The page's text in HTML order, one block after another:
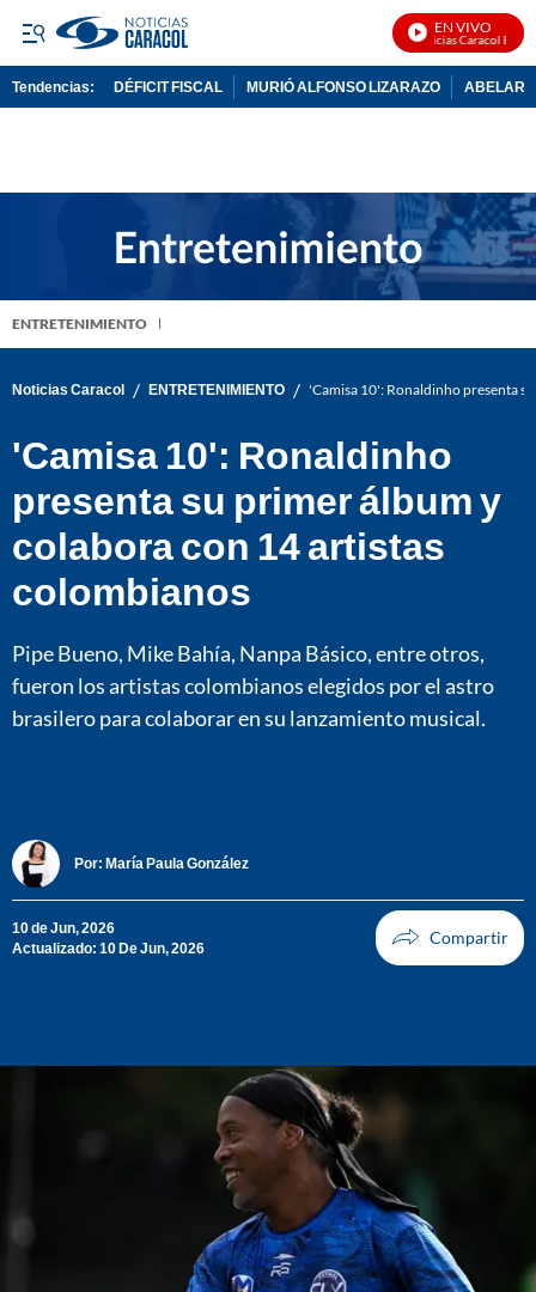
EN VIVO
Noticias Caracol En Vivo
Tendencias: DÉFICIT FISCAL MURIÓ ALFONSO LIZARAZO
ENTRETENIMIENTO
Noticias Caracol / ENTRETENIMIENTO / 'Camisa 10': Ronaldinho presenta
'Camisa 10': Ronaldinho
presenta su primer álbum y
colabora con 14 artistas
colombianos
Pipe Bueno, Mike Bahía, Nanpa Básico, entre otros,
fueron los artistas colombianos elegidos por el astro
brasilero para colaborar en su lanzamiento musical.
Por: María Paula González
10 de Jun, 2026
Actualizado: 10 De Jun, 2026